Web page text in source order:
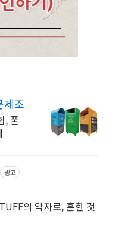
제조
, 풀
광고
의 약자로, 흔한 것